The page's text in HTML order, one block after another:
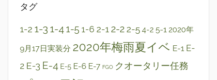
タグ
1-2 1-3 1-4 1-5 1-6 2-1 2-2 2-5 4-2 5-1 2020年
9月17日実装分 2020年梅雨夏イベ E-1 E-
2 E-3 E-4 E-5 E-6 E-7 FGO クオータリー任務